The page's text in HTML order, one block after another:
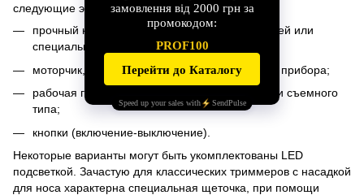
следующие элементы:
прочный корпус с наличием отсека для батарей или
специального разъема для работы от сети;
моторчик, размещенный во внутренней части прибора;
рабочая головка с лезвием стационарного или съемного
типа;
кнопки (включение-выключение).
Некоторые варианты могут быть укомплектованы LED
подсветкой. Зачастую для классических триммеров с насадкой
для носа характерна специальная щеточка, при помощи